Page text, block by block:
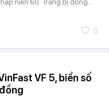
niên 60. Trang bị động…
0
VF 5, biển số